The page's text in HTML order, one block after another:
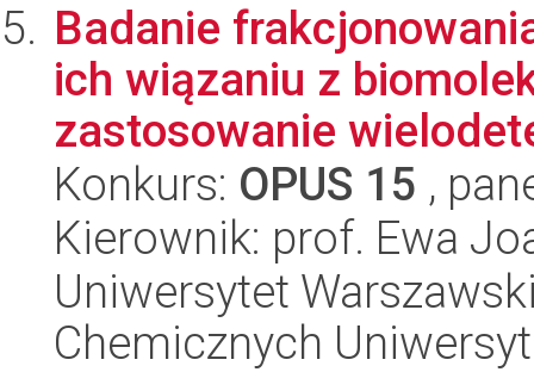
Badanie
ich wiązaniu z
zastosowanie
Konkurs: OPUS 15 ,
Kierownik: prof. Ewa
Uniwersytet
Chemicznych